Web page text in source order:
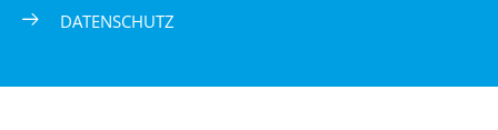
DATENSCHUTZ